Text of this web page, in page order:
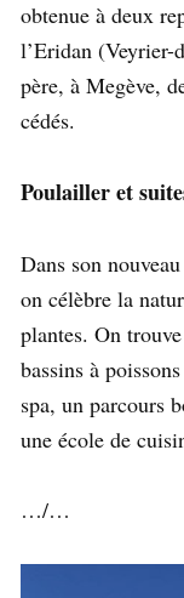
obtenue à deux
l’Eridan
père, à Megève,
cédés.
Poulailler et
Dans son
on célèbre la
plantes. On
bassins à
spa, un parcours
une école de
…/…